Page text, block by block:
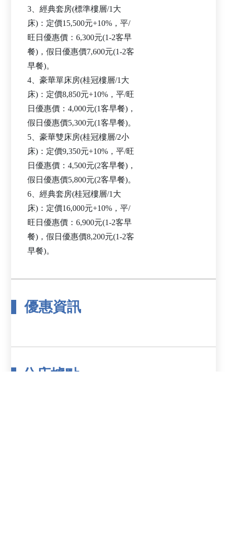
3、經典套房(標準樓層/1大
床)：定價15,500元+10%，平/
旺日優惠價：6,300元(1-2客早
餐)，假日優惠價7,600元(1-2客
早餐)。
4、豪華單床房(桂冠樓層/1大
床)：定價8,850元+10%，平/旺
日優惠價：4,000元(1客早餐)，
假日優惠價5,300元(1客早餐)。
5、豪華雙床房(桂冠樓層/2小
床)：定價9,350元+10%，平/旺
日優惠價：4,500元(2客早餐)，
假日優惠價5,800元(2客早餐)。
6、經典套房(桂冠樓層/1大
床)：定價16,000元+10%，平/
旺日優惠價：6,900元(1-2客早
餐)，假日優惠價8,200元(1-2客
優惠資訊
分店據點